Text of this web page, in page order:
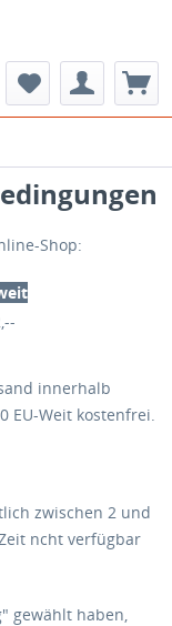
Shop:
innerhalb
EU-Weit kostenfrei.
zwischen 2 und
ncht verfügbar
gewählt haben,